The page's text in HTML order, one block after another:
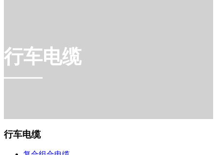
行车电缆
行车电缆